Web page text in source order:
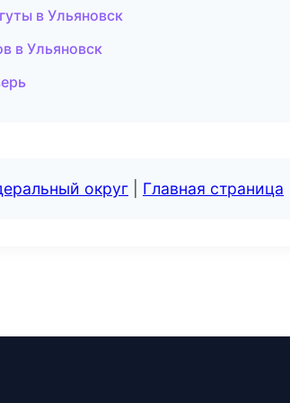
в Ульяновск
в Ульяновск
округ Главная страница